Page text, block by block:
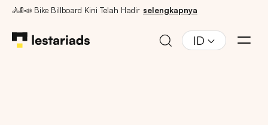
🚴🚦📣 Bike Billboard Kini Telah Hadir selengkapnya
ID